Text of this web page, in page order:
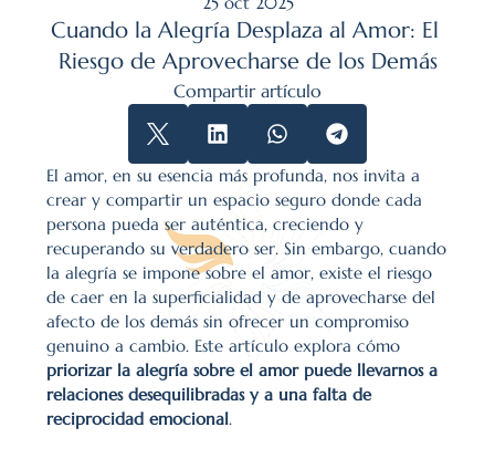
Cuando la Alegría Desplaza al Amor: El
Riesgo de Aprovecharse de los Demás
Compartir artículo
El amor, en su esencia más profunda, nos invita a
crear y compartir un espacio seguro donde cada
persona pueda ser auténtica, creciendo y
recuperando su verdadero ser. Sin embargo, cuando
la alegría se impone sobre el amor, existe el riesgo
de caer en la superficialidad y de aprovecharse del
afecto de los demás sin ofrecer un compromiso
priorizar la alegría sobre el amor puede llevarnos a
relaciones desequilibradas y a una falta de
reciprocidad emocional.